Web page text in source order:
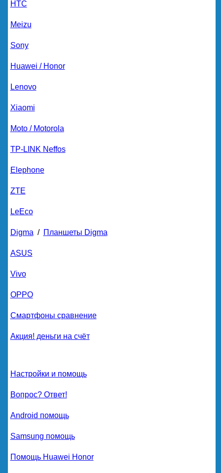
HTC
Meizu
Sony
Huawei / Honor
Lenovo
Xiaomi
Moto / Motorola
TP-LINK Neffos
Elephone
ZTE
LeEco
Digma/ Планшеты Digma
ASUS
Vivo
OPPO
Смартфоны сравнение
Акция! деньги на счёт
Настройки и помощь
Вопрос? Ответ!
Android помощь
Samsung помощь
Помощь Huawei Honor